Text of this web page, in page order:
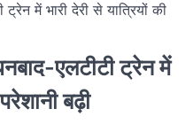
में भारी देरी से यात्रियों की
एलटीटी ट्रेन में
बढ़ी